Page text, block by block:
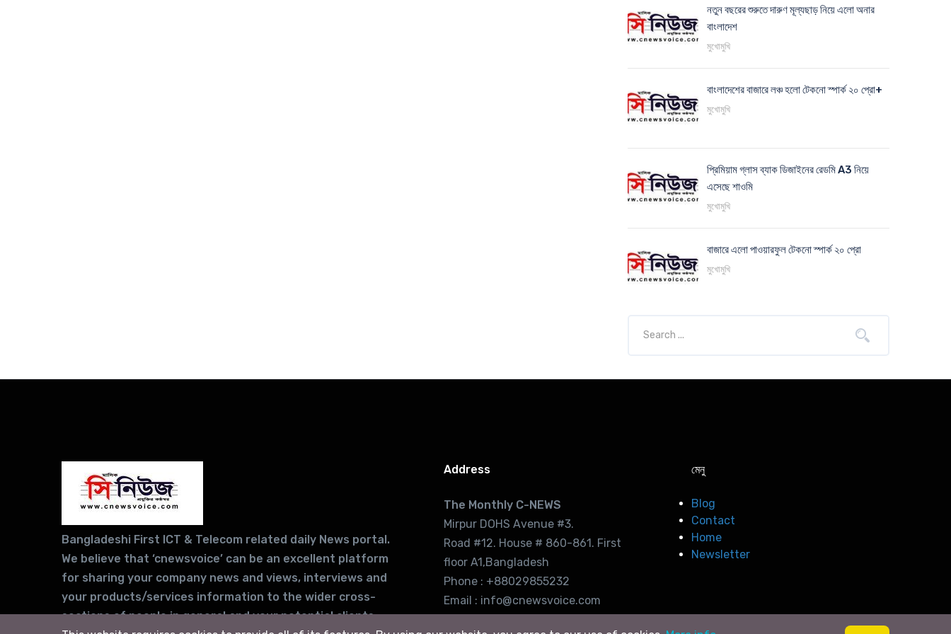
নতুন বছরের শুরুতে দারুণ মূল্যছাড় নিয়ে এলো অনার
বাংলাদেশ
মুখোমুখি
বাংলাদেশের বাজারে লঞ্চ হলো টেকনো স্পার্ক ২০ প্রো+
মুখোমুখি
প্রিমিয়াম গ্লাস ব্যাক ডিজাইনের রেডমি A3 নিয়ে
এসেছে শাওমি
মুখোমুখি
বাজারে এলো পাওয়ারফুল টেকনো স্পার্ক ২০ প্রো
মুখোমুখি
Bangladeshi First ICT & Telecom related daily News portal.
We believe that ‘cnewsvoice’ can be an excellent platform
for sharing your company news and views, interviews and
your products/services information to the wider cross-
sections of people in general and your potential clients
Address
The Monthly C-NEWS
Mirpur DOHS Avenue #3.
Road #12. House # 860-861. First
floor A1,Bangladesh
Phone : +88029855232
Email : info@cnewsvoice.com
মেনু
Blog
Contact
Home
Newsletter